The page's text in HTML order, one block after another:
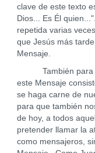
clave de este texto
Dios... Es Él
repetida varias
que Jesús más
Mensaje.
También para
este Mensaje
se haga carne de
para que también
de hoy, a todos
pretender llamar la
como mensajeros,